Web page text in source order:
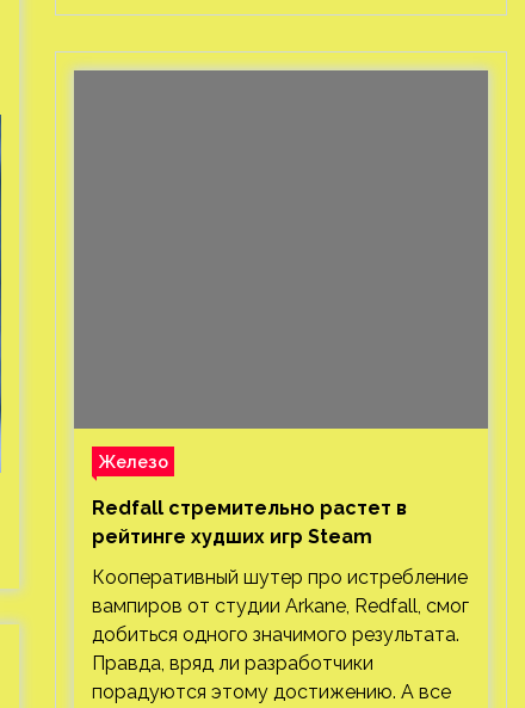
Железо
Redfall стремительно растет в
рейтинге худших игр Steam
Кооперативный шутер про истребление
вампиров от студии Arkane, Redfall, смог
добиться одного значимого результата.
Правда, вряд ли разработчики
порадуются этому достижению. А все